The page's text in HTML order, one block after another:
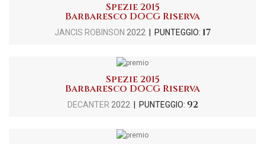
Spezie 2015
Barbaresco DOCG Riserva
JANCIS ROBINSON 2022 | PUNTEGGIO: 17
Spezie 2015
Barbaresco DOCG Riserva
DECANTER 2022 | PUNTEGGIO: 92